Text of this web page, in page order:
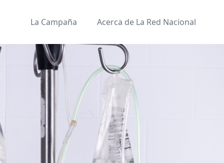
La Campaña Acerca de La Red Nacional